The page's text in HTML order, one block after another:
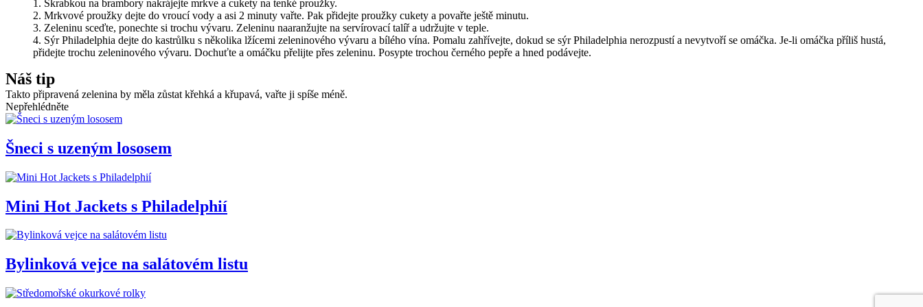
Škrabkou na brambory nakrájejte mrkve a cukety na tenké proužky.
Mrkvové proužky dejte do vroucí vody a asi 2 minuty vařte. Pak přidejte proužky cukety a povařte ještě minutu.
Zeleninu sceďte, ponechte si trochu vývaru. Zeleninu naaranžujte na servírovací talíř a udržujte v teple.
Sýr Philadelphia dejte do kastrůlku s několika lžícemi zeleninového vývaru a bílého vína. Pomalu zahřívejte, dokud se sýr Philadelphia nerozpustí a nevytvoří se omáčka. Je-li omáčka příliš hustá,
přidejte trochu zeleninového vývaru. Dochuťte a omáčku přelijte přes zeleninu. Posypte trochou černého pepře a hned podávejte.
Náš tip
Takto připravená zelenina by měla zůstat křehká a křupavá, vařte ji spíše méně.
Nepřehlédněte
Šneci s uzeným lososem
Mini Hot Jackets s Philadelphií
Bylinková vejce na salátovém listu